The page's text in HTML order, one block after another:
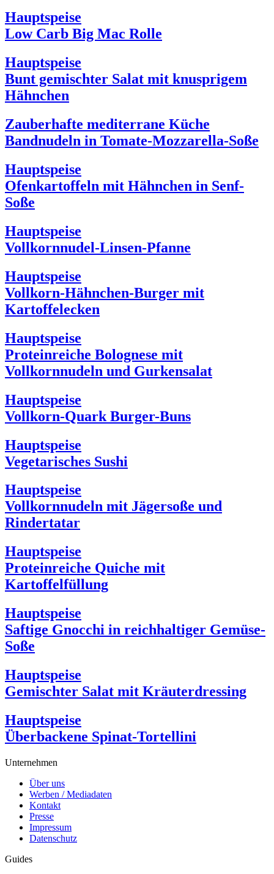
Hauptspeise
Low Carb Big Mac Rolle
Hauptspeise
Bunt gemischter Salat mit knusprigem
Hähnchen
Zauberhafte mediterrane Küche
Bandnudeln in Tomate-Mozzarella-Soße
Hauptspeise
Ofenkartoffeln mit Hähnchen in Senf-
Soße
Hauptspeise
Vollkornnudel-Linsen-Pfanne
Hauptspeise
Vollkorn-Hähnchen-Burger mit
Kartoffelecken
Hauptspeise
Proteinreiche Bolognese mit
Vollkornnudeln und Gurkensalat
Hauptspeise
Vollkorn-Quark Burger-Buns
Hauptspeise
Vegetarisches Sushi
Hauptspeise
Vollkornnudeln mit Jägersoße und
Rindertatar
Hauptspeise
Proteinreiche Quiche mit
Kartoffelfüllung
Hauptspeise
Saftige Gnocchi in reichhaltiger Gemüse-
Soße
Hauptspeise
Gemischter Salat mit Kräuterdressing
Hauptspeise
Überbackene Spinat-Tortellini
Unternehmen
Über uns
Werben / Mediadaten
Kontakt
Presse
Impressum
Datenschutz
Guides